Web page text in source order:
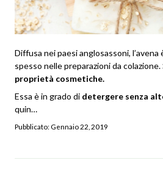
Diffusa nei paesi anglosassoni,
spesso nelle preparazioni da
proprietà cosmetiche.
Essa è in grado di detergere senza
quin…
Pubblicato: Gennaio 22, 2019